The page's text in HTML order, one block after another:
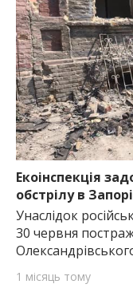
Екоінспекція
обстрілу в
Унаслідок
30 червня
1 місяць тому